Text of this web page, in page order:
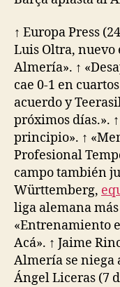
↑ Europa Press
Luis Oltra, nuevo
Almería». ↑
cae 0-1 en
acuerdo y
próximos días.».
principio». ↑
Profesional
campo también
Württemberg,
liga alemana
«Entrenamiento
Acá». ↑ Jaime
Almería se niega
Ángel Liceras (7